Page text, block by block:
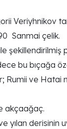
Veriyhnikov
Sanmai çelik.
şekillendirilmiş
bu bıçağa
Rumii ve Hatai
akçaağaç.
yılan derisinin